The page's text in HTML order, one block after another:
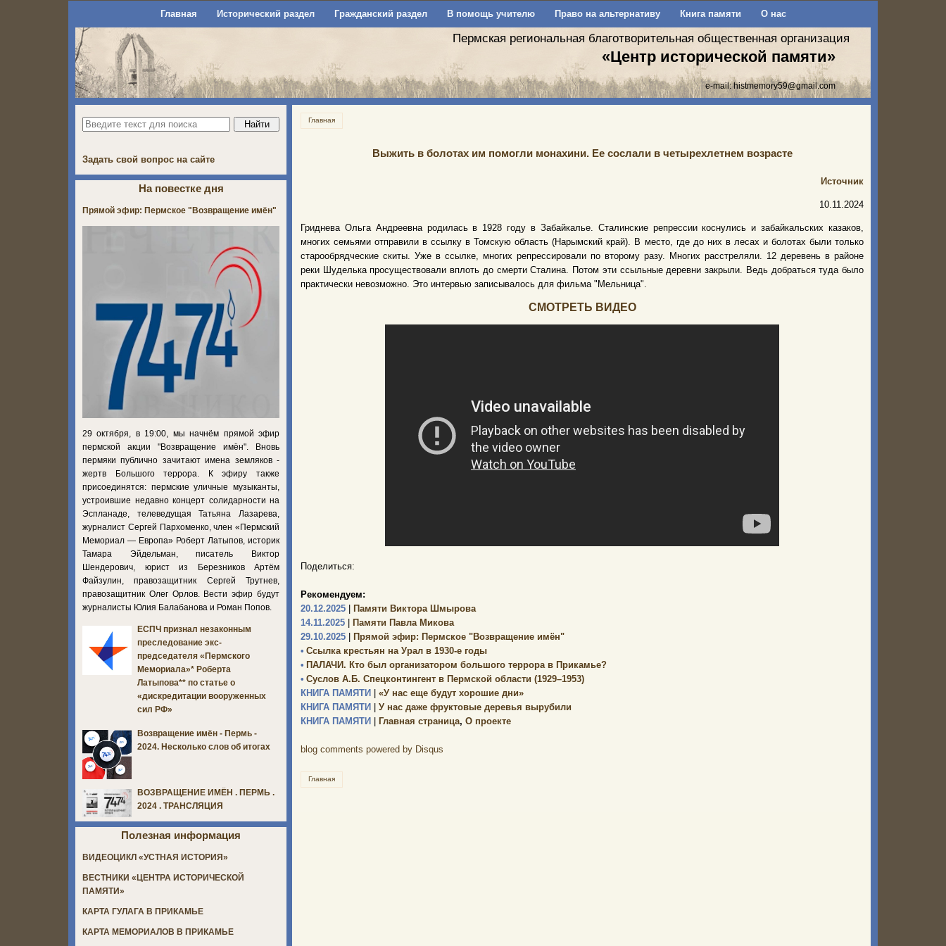
Главная Исторический раздел Гражданский раздел В помощь учителю Право на альтернативу Книга памяти О нас
Пермская региональная благотворительная общественная организация
«Центр исторической памяти»
e-mail:histmemory59@gmail.com
Главная
Выжить в болотах им помогли монахини. Ее сослали в четырехлетнем возрасте
Источник
10.11.2024
Гриднева Ольга Андреевна родилась в 1928 году в Забайкалье. Сталинские репрессии коснулись и забайкальских казаков,
многих семьями отправили в ссылку в Томскую область (Нарымский край). В место, где до них в лесах и болотах были только
старообрядческие скиты. Уже в ссылке, многих репрессировали по второму разу. Многих расстреляли. 12 деревень в районе
реки Шуделька просуществовали вплоть до смерти Сталина. Потом эти ссыльные деревни закрыли. Ведь добраться туда было
практически невозможно. Это интервью записывалось для фильма "Мельница".
СМОТРЕТЬ ВИДЕО
Поделиться:
Рекомендуем:
20.12.2025
Памяти Виктора Шмырова
14.11.2025
Памяти Павла Микова
29.10.2025
Прямой эфир: Пермское "Возвращение имён"
• Ссылка крестьян на Урал в 1930-е годы
• ПАЛАЧИ. Кто был организатором большого террора в Прикамье?
• Суслов А.Б. Спецконтингент в Пермской области (1929–1953)
КНИГА ПАМЯТИ
«У нас еще будут хорошие дни»
КНИГА ПАМЯТИ
У нас даже фруктовые деревья вырубили
КНИГА ПАМЯТИ
Главная страница, О проекте
blog comments powered by Disqus
Главная
Задать свой вопрос на сайте
На повестке дня
Прямой эфир: Пермское "Возвращение имён"
29 октября, в 19:00, мы начнём прямой эфир
пермской акции "Возвращение имён". Вновь
пермяки публично зачитают имена земляков -
жертв Большого террора. К эфиру также
присоединятся: пермские уличные музыканты,
устроившие недавно концерт солидарности на
Эспланаде, телеведущая Татьяна Лазарева,
журналист Сергей Пархоменко, член «Пермский
Мемориал — Европа» Роберт Латыпов, историк
Тамара Эйдельман, писатель Виктор
Шендерович, юрист из Березников Артём
Файзулин, правозащитник Сергей Трутнев,
правозащитник Олег Орлов. Вести эфир будут
журналисты Юлия Балабанова и Роман Попов.
ЕСПЧ признал незаконным
преследование экс-
председателя «Пермского
Мемориала»* Роберта
Латыпова** по статье о
«дискредитации вооруженных
сил РФ»
Возвращение имён - Пермь -
2024. Несколько слов об итогах
ВОЗВРАЩЕНИЕ ИМЁН . ПЕРМЬ .
2024 . ТРАНСЛЯЦИЯ
Полезная информация
ВИДЕОЦИКЛ «УСТНАЯ ИСТОРИЯ»
ВЕСТНИКИ «ЦЕНТРА ИСТОРИЧЕСКОЙ
ПАМЯТИ»
КАРТА ГУЛАГА В ПРИКАМЬЕ
КАРТА МЕМОРИАЛОВ В ПРИКАМЬЕ